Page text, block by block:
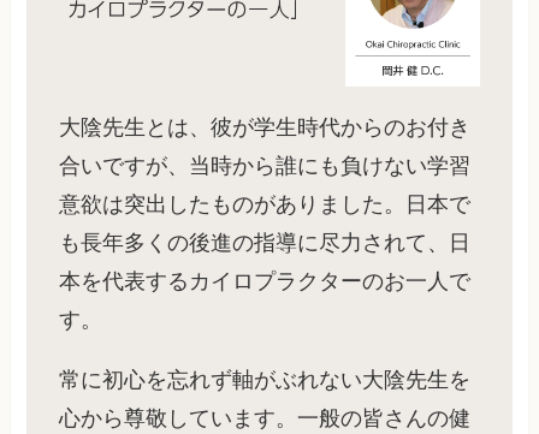
大陰先生とは、彼が学生時代からのお付き
合いですが、当時から誰にも負けない学習
意欲は突出したものがありました。日本で
も長年多くの後進の指導に尽力されて、日
本を代表するカイロプラクターのお一人で
す。
常に初心を忘れず軸がぶれない大陰先生を
心から尊敬しています。一般の皆さんの健